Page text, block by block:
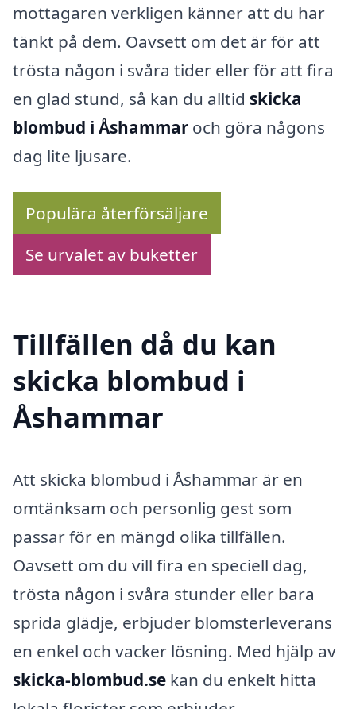
mottagaren verkligen känner att du har
tänkt på dem. Oavsett om det är för att
trösta någon i svåra tider eller för att fira
en glad stund, så kan du alltid skicka
blombud i Åshammar och göra någons
dag lite ljusare.
Populära återförsäljare
Se urvalet av buketter
Tillfällen då du kan
skicka blombud i
Åshammar
Att skicka blombud i Åshammar är en
omtänksam och personlig gest som
passar för en mängd olika tillfällen.
Oavsett om du vill fira en speciell dag,
trösta någon i svåra stunder eller bara
sprida glädje, erbjuder blomsterleverans
en enkel och vacker lösning. Med hjälp av
skicka-blombud.se kan du enkelt hitta